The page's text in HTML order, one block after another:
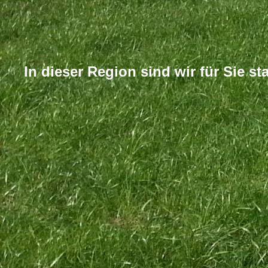
In dieser Region sind wir für Sie